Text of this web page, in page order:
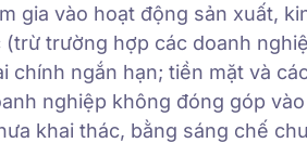
gia vào hoạt động sản xuất,
trường hợp các doanh
ngắn hạn; tiền mặt và
nghiệp không đóng góp
khai thác, bằng sáng chế